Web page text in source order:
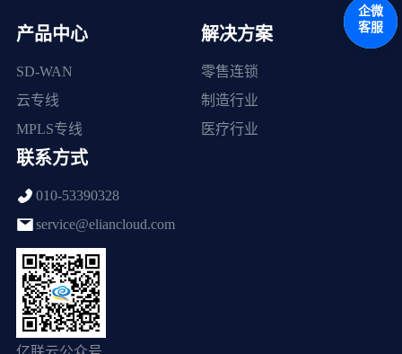
产品中心
SD-WAN
云专线
MPLS专线
解决方案
零售连锁
制造行业
医疗行业
联系方式
010-53390328
service@eliancloud.com
企微
客服